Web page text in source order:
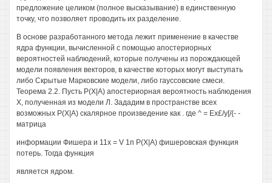
предложение целиком (полное высказывание) в единственную
точку, что позволяет проводить их разделение.
В основе разработанного метода лежит применение в качестве
ядра функции, вычисленной с помощью апостериорных
вероятностей наблюдений, которые получены из порождающей
модели появления векторов, в качестве которых могут выступать
либо Скрытые Марковские модели, либо гауссовские смеси.
Теорема 2.2. Пусть Р(Х|А) апостериорная вероятность наблюдения
X, полученная из модели Л. Зададим в пространстве всех
возможных Р(Х|А) скалярное произведение как . где ^ = Ех£/у[/{- -
матрица
информации Фишера и 11х = V 1п Р(Х|А) фишеровская функция
потерь. Тогда функция
является ядром.